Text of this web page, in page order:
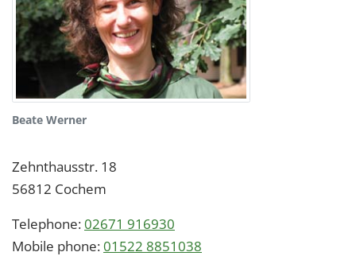
Beate Werner
Zehnthausstr. 18
56812 Cochem
Telephone:02671 916930
Mobile phone:01522 8851038